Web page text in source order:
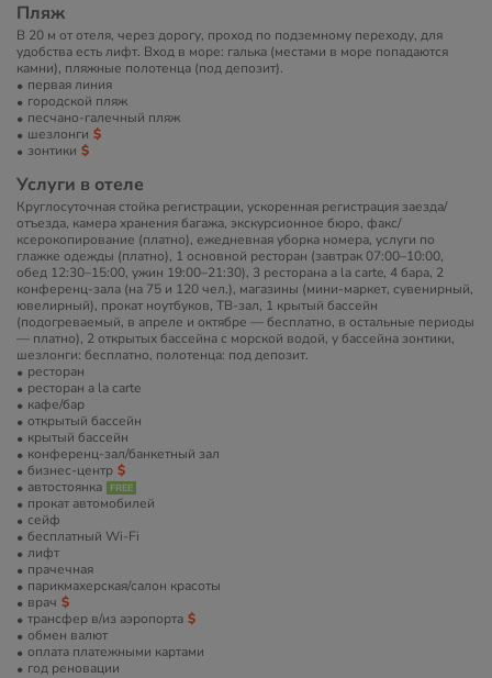
Пляж
В 20 м от отеля, через дорогу, проход по подземному переходу, для
удобства есть лифт. Вход в море: галька (местами в море попадаются
камни), пляжные полотенца (под депозит).
первая линия
городской пляж
песчано-галечный пляж
шезлонги
зонтики
Услуги в отеле
Круглосуточная стойка регистрации, ускоренная регистрация заезда/
отъезда, камера хранения багажа, экскурсионное бюро, факс/
ксерокопирование (платно), ежедневная уборка номера, услуги по
глажке одежды (платно), 1 основной ресторан (завтрак 07:00–10:00,
обед 12:30–15:00, ужин 19:00–21:30), 3 ресторана a la carte, 4 бара, 2
конференц-зала (на 75 и 120 чел.), магазины (мини-маркет, сувенирный,
ювелирный), прокат ноутбуков, ТВ-зал, 1 крытый бассейн
(подогреваемый, в апреле и октябре — бесплатно, в остальные периоды
— платно), 2 открытых бассейна с морской водой, у бассейна зонтики,
шезлонги: бесплатно, полотенца: под депозит.
ресторан
ресторан a la carte
кафе/бар
открытый бассейн
крытый бассейн
конференц-зал/банкетный зал
бизнес-центр
автостоянка
прокат автомобилей
сейф
бесплатный Wi-Fi
лифт
прачечная
парикмахерская/салон красоты
врач
трансфер в/из аэропорта
обмен валют
оплата платежными картами
год реновации